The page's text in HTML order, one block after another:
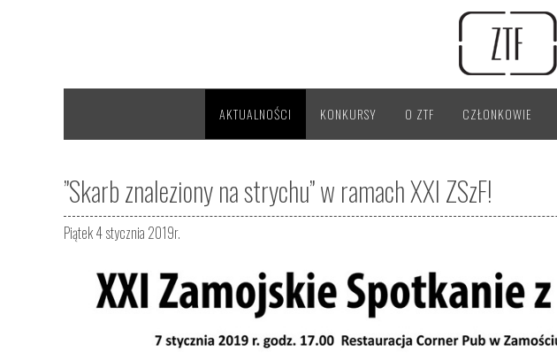
AKTUALNOŚCI KONKURSY O ZTF CZŁONKOWIE
”Skarb znaleziony na strychu” w ramach XXI ZSzF!
Piątek 4 stycznia 2019r.